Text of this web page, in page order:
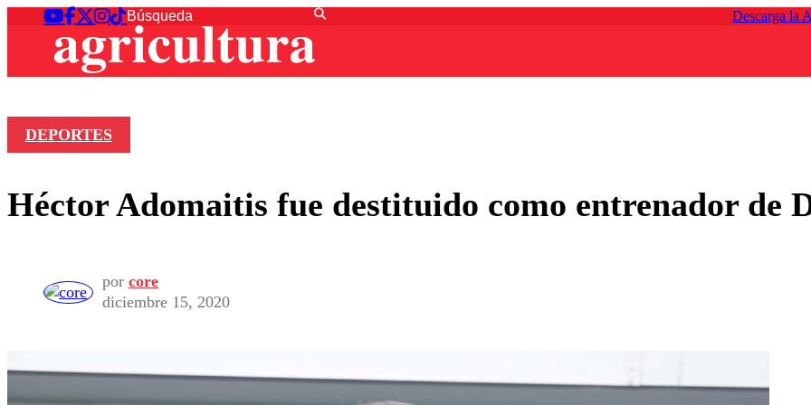
Descarga la
DEPORTES
Héctor Adomaitis fue destituido como entrenador de
por core
diciembre 15, 2020